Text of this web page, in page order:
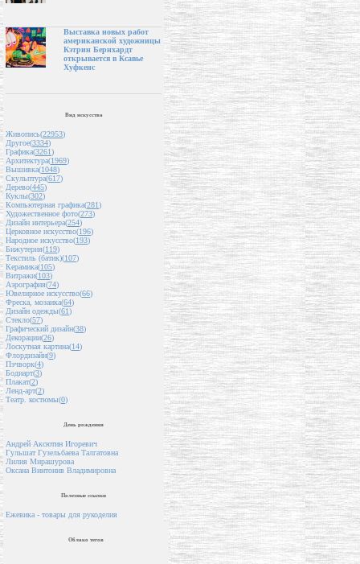
Выставка новых работ
американской художницы
Кэтрин Бернхардт
открывается в Ксавье
Хуфкенс
Вид искусства
Живопись(22953)
Другое(3334)
Графика(3261)
Архитектура(1969)
Вышивка(1048)
Скульптура(617)
Дерево(445)
Куклы(302)
Компьютерная графика(281)
Художественное фото(273)
Дизайн интерьера(254)
Церковное искусство(196)
Народное искусство(193)
Бижутерия(119)
Текстиль (батик)(107)
Керамика(105)
Витражи(103)
Аэрография(74)
Ювелирное искусство(66)
Фреска, мозаика(64)
Дизайн одежды(61)
Стекло(57)
Графический дизайн(38)
Декорации(26)
Лоскутная картина(14)
Флордизайн(9)
Пэчворк(4)
Бодиарт(3)
Плакат(2)
Ленд-арт(2)
Театр. костюмы(0)
День рождения
Андрей Аксютин Игоревич
Гульшат Гузельбаева Талгатовна
Лилия Мирашурова
Оксана Винтонив Владимировна
Полезные ссылки
Ежевика - товары для рукоделия
Облако тегов